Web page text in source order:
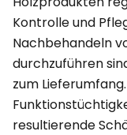
Kontrolle und
Nachbehandeln
durchzuführen
zum
resultierende